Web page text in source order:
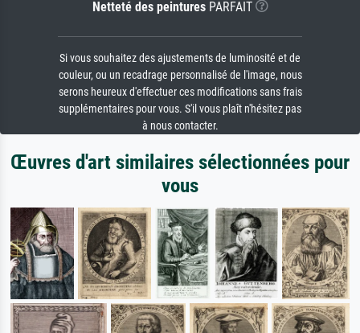
Netteté des peinturesPARFAIT
Si vous souhaitez des ajustements de luminosité et de
couleur, ou un recadrage personnalisé de l'image, nous
serons heureux d'effectuer ces modifications sans frais
supplémentaires pour vous. S'il vous plaît n'hésitez pas
à nous contacter.
Œuvres d'art similaires sélectionnées pour
vous